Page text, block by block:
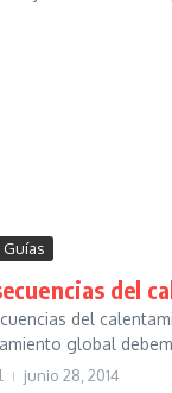
del
del
global
junio 28, 2014